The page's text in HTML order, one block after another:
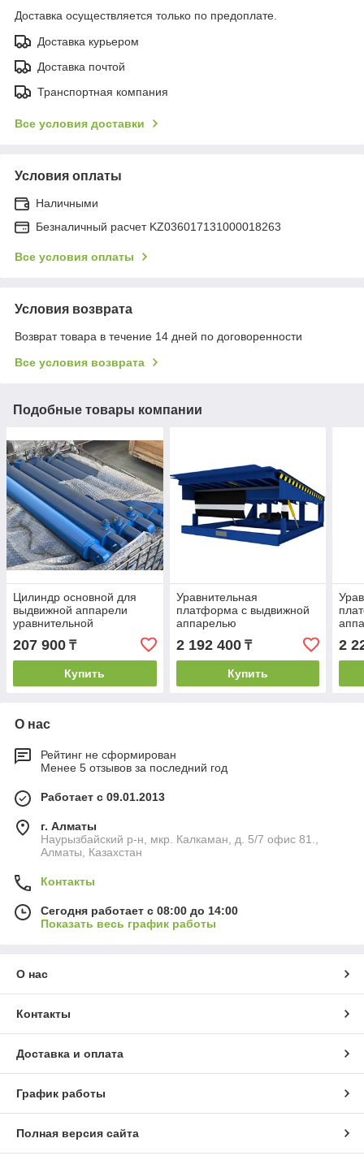
Доставка осуществляется только по предоплате.
Доставка курьером
Доставка почтой
Транспортная компания
Все условия доставки
Условия оплаты
Наличными
Безналичный расчет KZ036017131000018263
Все условия оплаты
Условия возврата
Возврат товара в течение 14 дней по договоренности
Все условия возврата
Подобные товары компании
Цилиндр основной для
выдвижной аппарели
уравнительной
платформы 75*50*350mm
207 900 ₸
Купить
Уравнительная
платформа с выдвижной
аппарелью
2 192 400₸
Купить
2
О нас
Рейтинг не сформирован
Менее 5 отзывов за последний год
Работает с 09.01.2013
г. Алматы
Наурызбайский р-н, мкр. Калкаман, д. 5/7 офис 81.,
Алматы, Казахстан
Контакты
Сегодня работает с 08:00 до 14:00
Показать весь график работы
О нас
Контакты
Доставка и оплата
График работы
Полная версия сайта